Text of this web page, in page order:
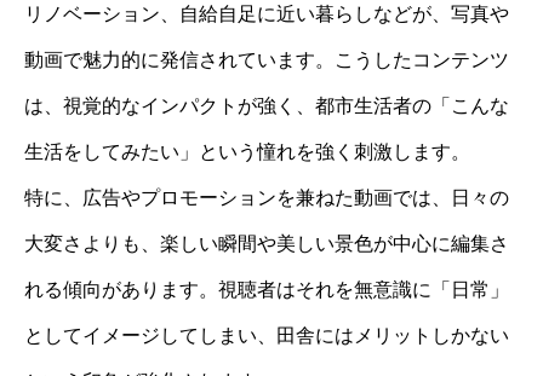
リノベーション、自給自足に近い暮らしなどが、写真や
動画で魅力的に発信されています。こうしたコンテンツ
は、視覚的なインパクトが強く、都市生活者の「こんな
生活をしてみたい」という憧れを強く刺激します。
特に、広告やプロモーションを兼ねた動画では、日々の
大変さよりも、楽しい瞬間や美しい景色が中心に編集さ
れる傾向があります。視聴者はそれを無意識に「日常」
としてイメージしてしまい、田舎にはメリットしかない